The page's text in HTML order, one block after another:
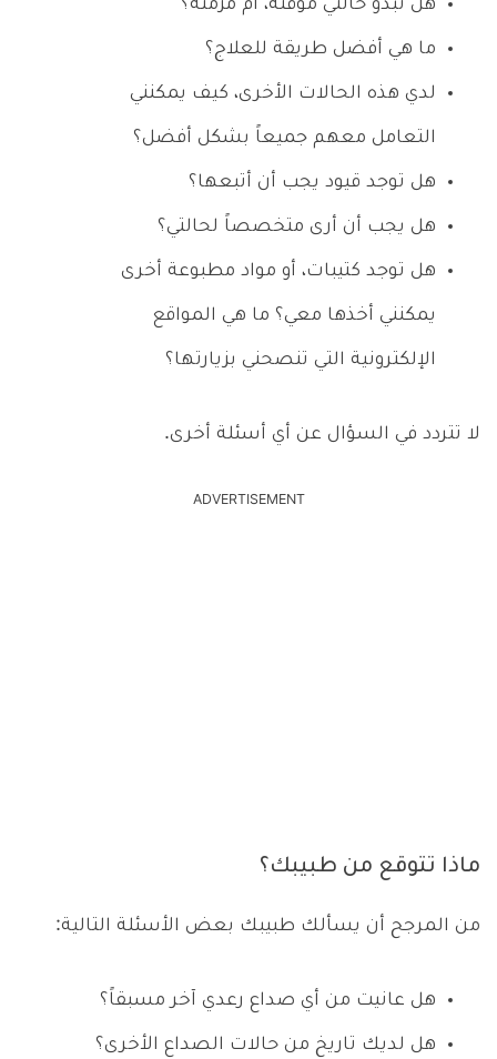
هل تبدو حالتي مؤقتة، أم مزمنة؟
ما هي أفضل طريقة للعلاج؟
لدي هذه الحالات الأخرى، كيف يمكنني
التعامل معهم جميعاً بشكل أفضل؟
هل توجد قيود يجب أن أتبعها؟
هل يجب أن أرى متخصصاً لحالتي؟
هل توجد كتيبات، أو مواد مطبوعة أخرى
يمكنني أخذها معي؟ ما هي المواقع
الإلكترونية التي تنصحني بزيارتها؟
لا تتردد في السؤال عن أي أسئلة أخرى.
ADVERTISEMENT
ماذا تتوقع من طبيبك؟
من المرجح أن يسألك طبيبك بعض الأسئلة التالية:
هل عانيت من أي صداع رعدي آخر مسبقاً؟
هل لديك تاريخ من حالات الصداع الأخرى؟